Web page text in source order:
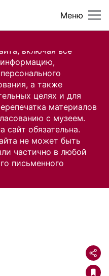
включая все
а также
целях и для
материалов
с музеем.
сайт обязательна.
не может быть
частично в любой
письменного
Меню